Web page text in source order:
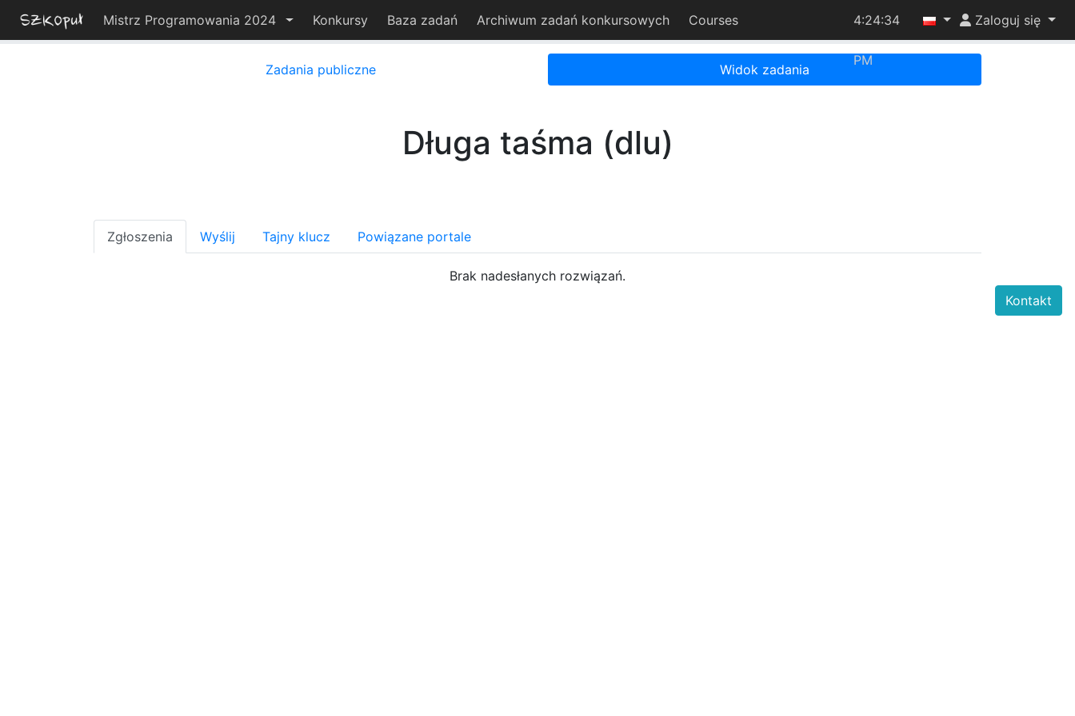
Mistrz Programowania 2024 Konkursy Baza zadań Archiwum zadań konkursowych Courses 4:24:34
PM
Zaloguj się
Zadania publiczne Widok zadania
Długa taśma (dlu)
Zgłoszenia Wyślij Tajny klucz Powiązane portale
Brak nadesłanych rozwiązań.
Kontakt